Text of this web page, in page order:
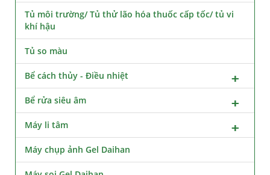
Tủ môi trường/ Tủ thử lão hóa thuốc cấp tốc/ tủ vi
khí hậu
Tủ so màu
Bể cách thủy - Điều nhiệt
Bể rửa siêu âm
Máy li tâm
Máy chụp ảnh Gel Daihan